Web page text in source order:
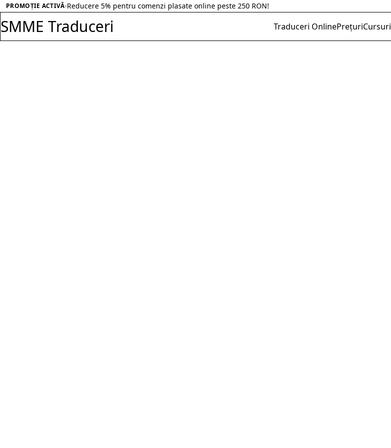
Salt la conținut
PROMOȚIE ACTIVĂ·Reducere 30% pentru comenzi peste 500 RON in parteneriat cu Hazeloft Enterprise.
SMME Traduceri Traduceri OnlinePrețuriCursuri